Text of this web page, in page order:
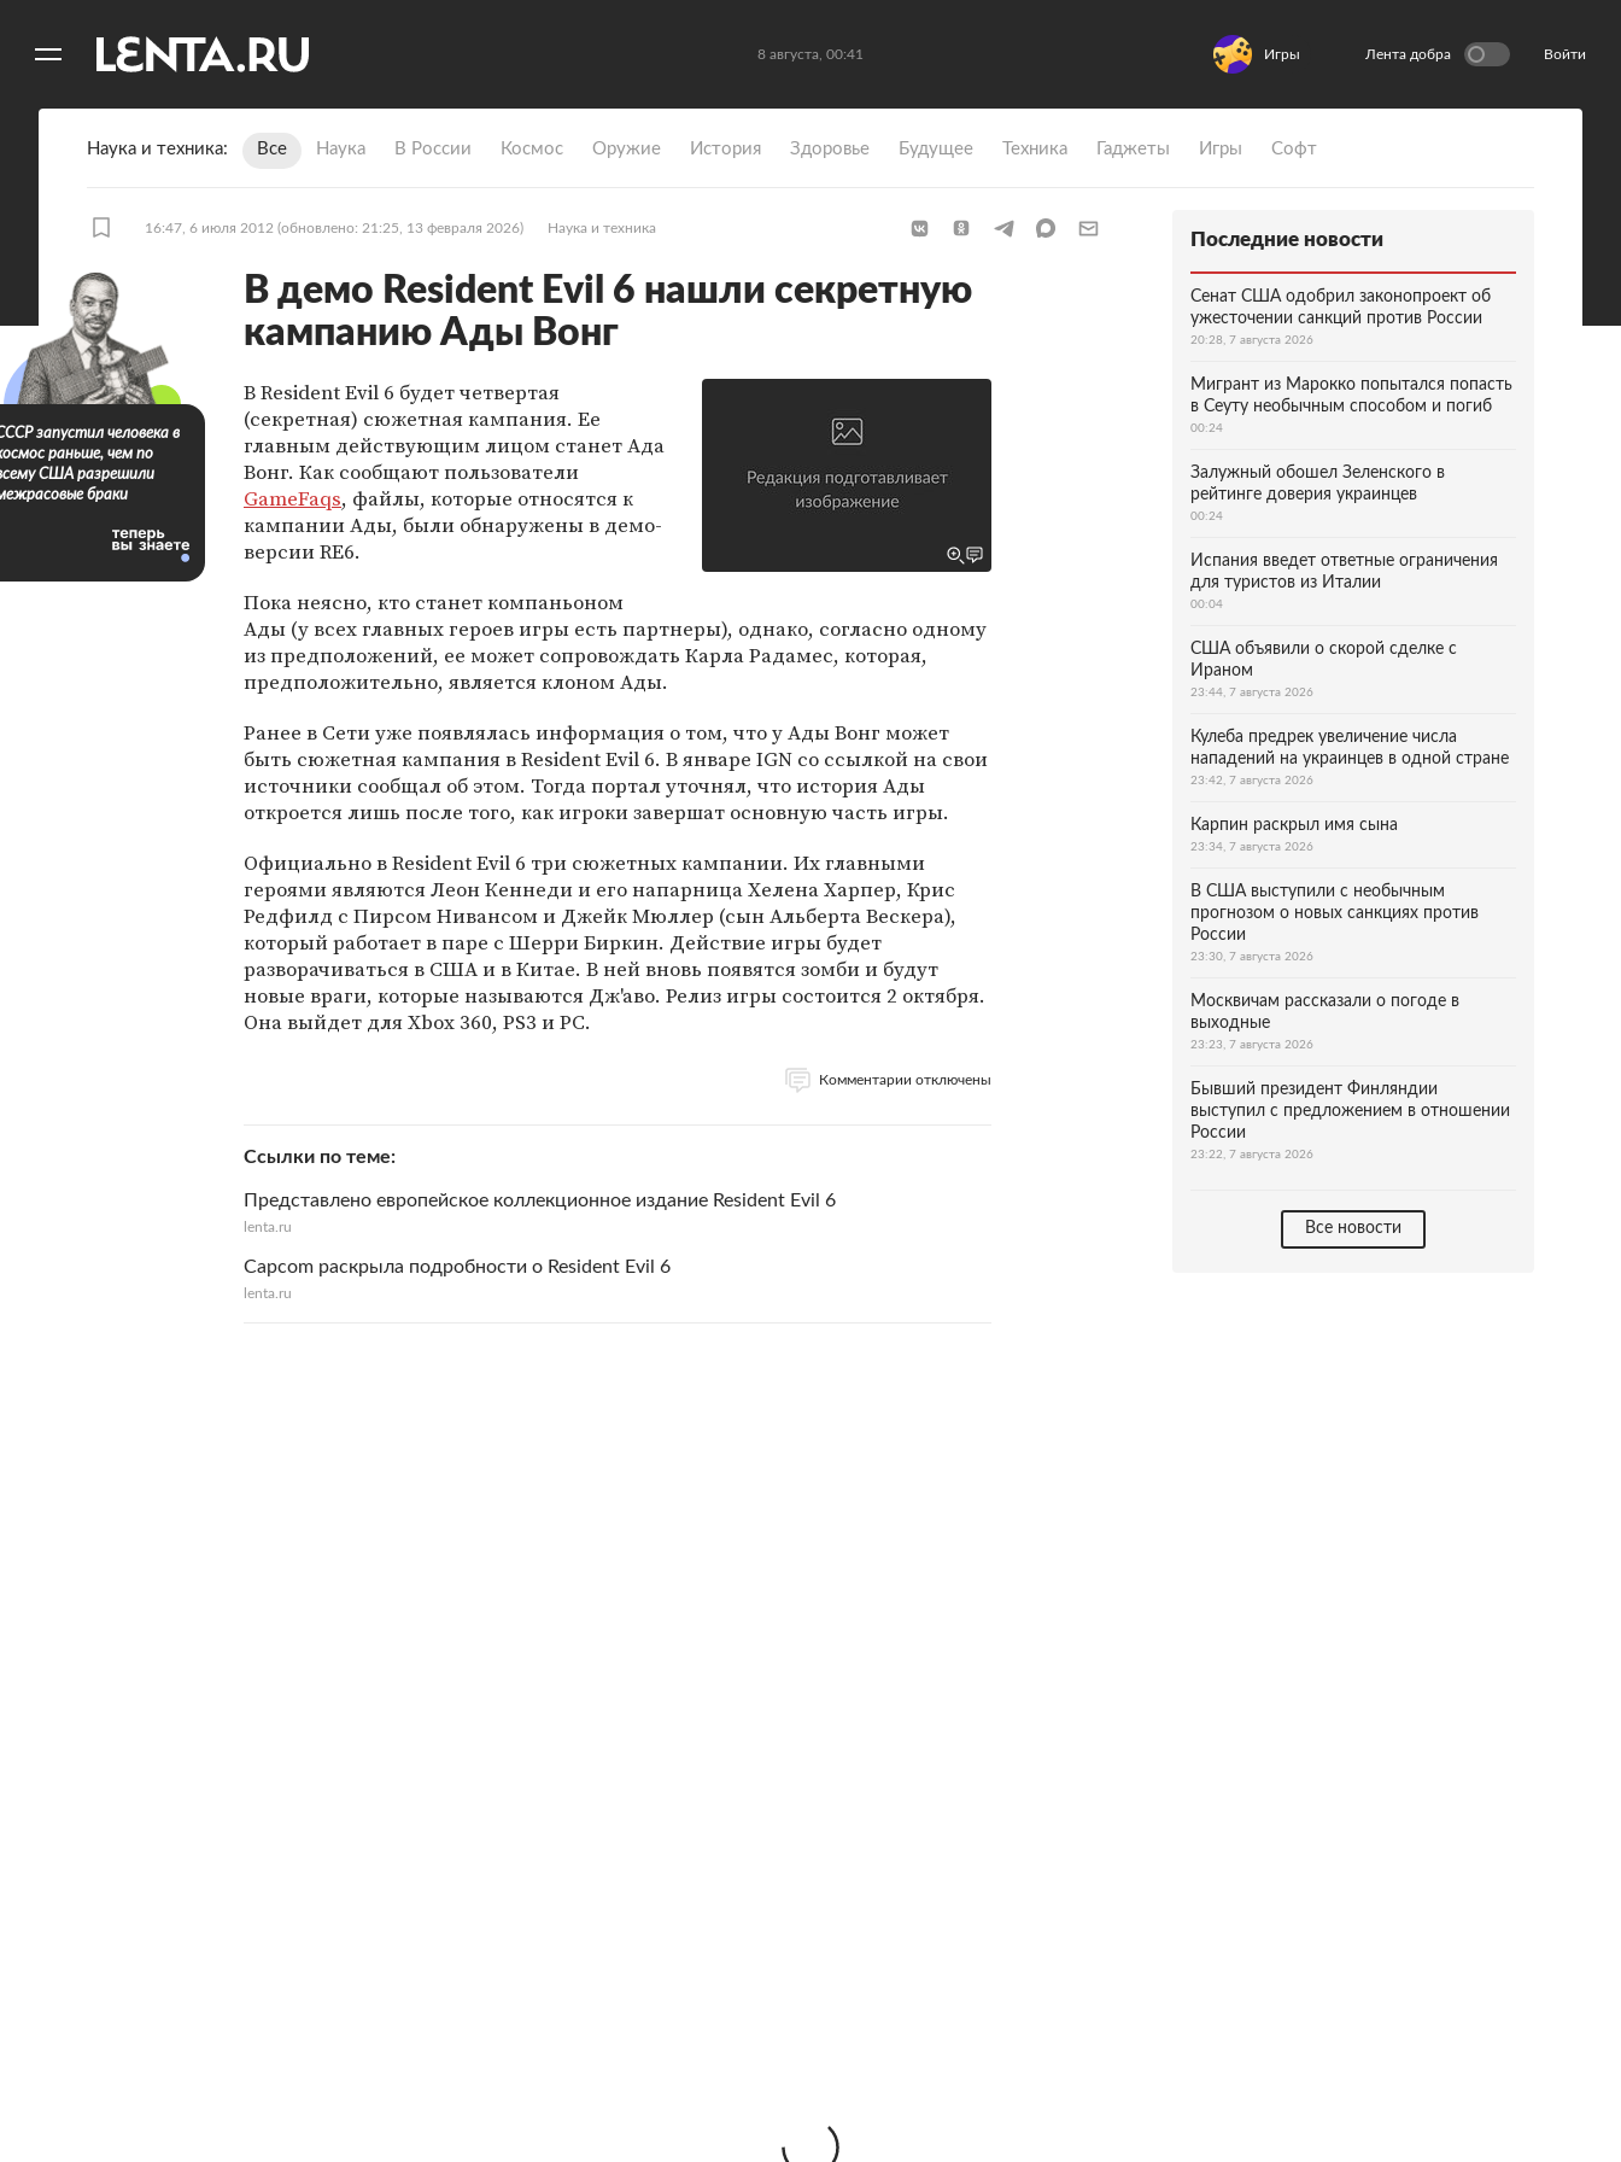
8 августа, 00:41 Игры Лента добра Войти
Наука и техника Все Наука В России Космос Оружие История Здоровье Будущее Техника Гаджеты Игры Софт
16:47, 6 июля 2012 (обновлено: 21:25, 13 февраля 2026) Наука и техника
В демо Resident Evil 6 нашли секретную
кампанию Ады Вонг
В Resident Evil 6 будет четвертая
(секретная) сюжетная кампания. Ее
главным действующим лицом станет Ада
Вонг. Как сообщают пользователи
GameFaqs, файлы, которые относятся к
кампании Ады, были обнаружены в демо-
версии RE6.
Пока неясно, кто станет компаньоном
Ады (у всех главных героев игры есть партнеры), однако, согласно одному
из предположений, ее может сопровождать Карла Радамес, которая,
предположительно, является клоном Ады.
Ранее в Сети уже появлялась информация о том, что у Ады Вонг может
быть сюжетная кампания в Resident Evil 6. В январе IGN со ссылкой на свои
источники сообщал об этом. Тогда портал уточнял, что история Ады
откроется лишь после того, как игроки завершат основную часть игры.
Официально в Resident Evil 6 три сюжетных кампании. Их главными
героями являются Леон Кеннеди и его напарница Хелена Харпер, Крис
Редфилд с Пирсом Нивансом и Джейк Мюллер (сын Альберта Вескера),
который работает в паре с Шерри Биркин. Действие игры будет
разворачиваться в США и в Китае. В ней вновь появятся зомби и будут
новые враги, которые называются Дж'аво. Релиз игры состоится 2 октября.
Она выйдет для Xbox 360, PS3 и PС.
Комментарии отключены
Ссылки по теме
Представлено европейское коллекционное издание Resident Evil 6
lenta.ru
Capcom раскрыла подробности о Resident Evil 6
lenta.ru
запустил человека в
раньше, чем по
США разрешили
браки
Последние новости
Сенат США одобрил законопроект об
ужесточении санкций против России
20:28, 7 августа 2026
Мигрант из Марокко попытался попасть
в Сеуту необычным способом и погиб
00:24
Залужный обошел Зеленского в
рейтинге доверия украинцев
00:24
Испания введет ответные ограничения
для туристов из Италии
00:04
США объявили о скорой сделке с
Ираном
23:44, 7 августа 2026
Кулеба предрек увеличение числа
нападений на украинцев в одной стране
23:42, 7 августа 2026
Карпин раскрыл имя сына
23:34, 7 августа 2026
В США выступили с необычным
прогнозом о новых санкциях против
России
23:30, 7 августа 2026
Москвичам рассказали о погоде в
выходные
23:23, 7 августа 2026
Бывший президент Финляндии
выступил с предложением в отношении
России
23:22, 7 августа 2026
Все новости